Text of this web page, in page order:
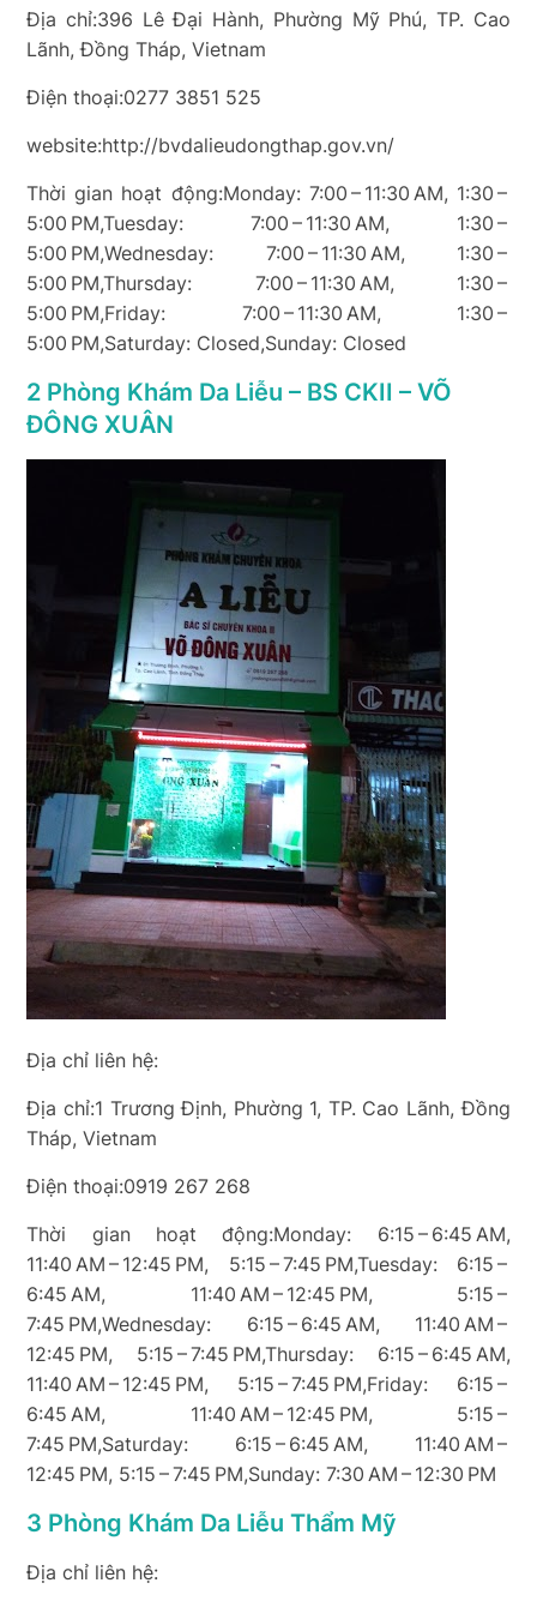
Địa chỉ:396 Lê Đại Hành, Phường Mỹ Phú, TP. Cao
Lãnh, Đồng Tháp, Vietnam
Điện thoại:0277 3851 525
website:http://bvdalieudongthap.gov.vn/
Thời gian hoạt động:Monday: 7:00 – 11:30 AM, 1:30 –
5:00 PM,Tuesday: 7:00 – 11:30 AM, 1:30 –
5:00 PM,Wednesday: 7:00 – 11:30 AM, 1:30 –
5:00 PM,Thursday: 7:00 – 11:30 AM, 1:30 –
5:00 PM,Friday: 7:00 – 11:30 AM, 1:30 –
5:00 PM,Saturday: Closed,Sunday: Closed
2 Phòng Khám Da Liễu – BS CKII – VÕ
ĐÔNG XUÂN
Địa chỉ liên hệ:
Địa chỉ:1 Trương Định, Phường 1, TP. Cao Lãnh, Đồng
Tháp, Vietnam
Điện thoại:0919 267 268
Thời gian hoạt động:Monday: 6:15 – 6:45 AM,
11:40 AM – 12:45 PM, 5:15 – 7:45 PM,Tuesday: 6:15 –
6:45 AM, 11:40 AM – 12:45 PM, 5:15 –
7:45 PM,Wednesday: 6:15 – 6:45 AM, 11:40 AM –
12:45 PM, 5:15 – 7:45 PM,Thursday: 6:15 – 6:45 AM,
11:40 AM – 12:45 PM, 5:15 – 7:45 PM,Friday: 6:15 –
6:45 AM, 11:40 AM – 12:45 PM, 5:15 –
7:45 PM,Saturday: 6:15 – 6:45 AM, 11:40 AM –
12:45 PM, 5:15 – 7:45 PM,Sunday: 7:30 AM – 12:30 PM
3 Phòng Khám Da Liễu Thẩm Mỹ
Địa chỉ liên hệ: